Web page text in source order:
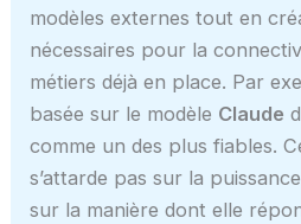
modèles externes tout en
nécessaires pour la
métiers déjà en place. Par
basée sur le modèle Claude
comme un des plus fiables.
s’attarde pas sur la
sur la manière dont elle